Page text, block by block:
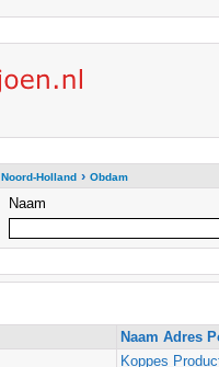
Noord-Holland› Obdam
Naam
Naam Adres
Koppes